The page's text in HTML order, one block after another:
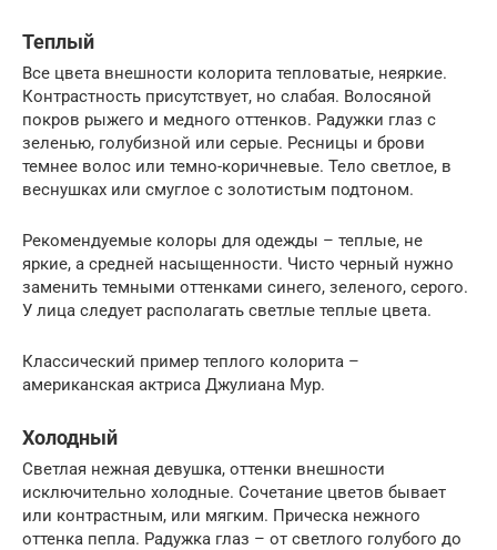
Теплый
Все цвета внешности колорита тепловатые, неяркие.
Контрастность присутствует, но слабая. Волосяной
покров рыжего и медного оттенков. Радужки глаз с
зеленью, голубизной или серые. Ресницы и брови
темнее волос или темно-коричневые. Тело светлое, в
веснушках или смуглое с золотистым подтоном.
Рекомендуемые колоры для одежды – теплые, не
яркие, а средней насыщенности. Чисто черный нужно
заменить темными оттенками синего, зеленого, серого.
У лица следует располагать светлые теплые цвета.
Классический пример теплого колорита –
американская актриса Джулиана Мур.
Холодный
Светлая нежная девушка, оттенки внешности
исключительно холодные. Сочетание цветов бывает
или контрастным, или мягким. Прическа нежного
оттенка пепла. Радужка глаз – от светлого голубого до